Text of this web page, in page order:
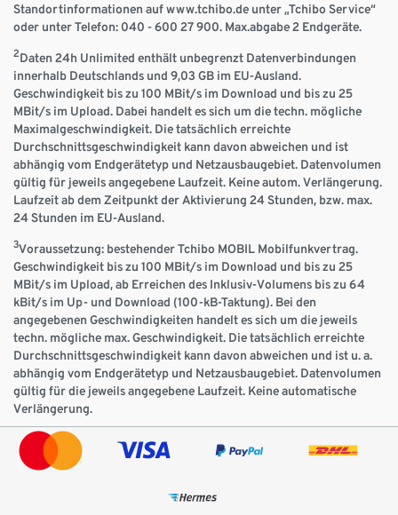
Standortinformationen auf www.tchibo.de unter „Tchibo Service“
oder unter Telefon: 040 - 600 27 900. Max.abgabe 2 Endgeräte.
2Daten 24h Unlimited enthält unbegrenzt Datenverbindungen
innerhalb Deutschlands und 9,03 GB im EU-Ausland.
Geschwindigkeit bis zu 100 MBit/s im Download und bis zu 25
MBit/s im Upload. Dabei handelt es sich um die techn. mögliche
Maximalgeschwindigkeit. Die tatsächlich erreichte
Durchschnittsgeschwindigkeit kann davon abweichen und ist
abhängig vom Endgerätetyp und Netzausbaugebiet. Datenvolumen
gültig für jeweils angegebene Laufzeit. Keine autom. Verlängerung.
Laufzeit ab dem Zeitpunkt der Aktivierung 24 Stunden, bzw. max.
24 Stunden im EU-Ausland.
3Voraussetzung: bestehender Tchibo MOBIL Mobilfunkvertrag.
Geschwindigkeit bis zu 100 MBit/s im Download und bis zu 25
MBit/s im Upload, ab Erreichen des Inklusiv-Volumens bis zu 64
kBit/s im Up- und Download (100-kB-Taktung). Bei den
angegebenen Geschwindigkeiten handelt es sich um die jeweils
techn. mögliche max. Geschwindigkeit. Die tatsächlich erreichte
Durchschnittsgeschwindigkeit kann davon abweichen und ist u. a.
abhängig vom Endgerätetyp und Netzausbaugebiet. Datenvolumen
gültig für die jeweils angegebene Laufzeit. Keine automatische
Verlängerung.